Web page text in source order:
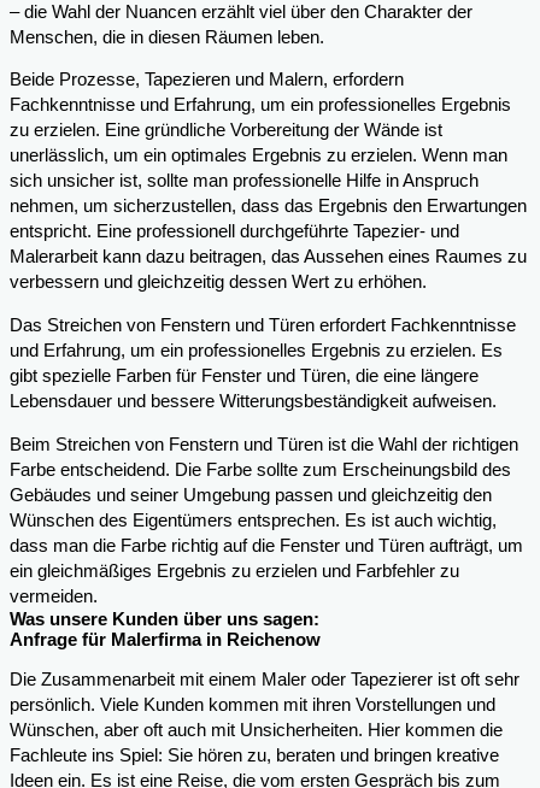
– die Wahl der Nuancen erzählt viel über den Charakter der
Menschen, die in diesen Räumen leben.
Beide Prozesse, Tapezieren und Malern, erfordern
Fachkenntnisse und Erfahrung, um ein professionelles Ergebnis
zu erzielen. Eine gründliche Vorbereitung der Wände ist
unerlässlich, um ein optimales Ergebnis zu erzielen. Wenn man
sich unsicher ist, sollte man professionelle Hilfe in Anspruch
nehmen, um sicherzustellen, dass das Ergebnis den Erwartungen
entspricht. Eine professionell durchgeführte Tapezier- und
Malerarbeit kann dazu beitragen, das Aussehen eines Raumes zu
verbessern und gleichzeitig dessen Wert zu erhöhen.
Das Streichen von Fenstern und Türen erfordert Fachkenntnisse
und Erfahrung, um ein professionelles Ergebnis zu erzielen. Es
gibt spezielle Farben für Fenster und Türen, die eine längere
Lebensdauer und bessere Witterungsbeständigkeit aufweisen.
Beim Streichen von Fenstern und Türen ist die Wahl der richtigen
Farbe entscheidend. Die Farbe sollte zum Erscheinungsbild des
Gebäudes und seiner Umgebung passen und gleichzeitig den
Wünschen des Eigentümers entsprechen. Es ist auch wichtig,
dass man die Farbe richtig auf die Fenster und Türen aufträgt, um
ein gleichmäßiges Ergebnis zu erzielen und Farbfehler zu
vermeiden.
Was unsere Kunden über uns sagen:
Anfrage für Malerfirma in Reichenow
Die Zusammenarbeit mit einem Maler oder Tapezierer ist oft sehr
persönlich. Viele Kunden kommen mit ihren Vorstellungen und
Wünschen, aber oft auch mit Unsicherheiten. Hier kommen die
Fachleute ins Spiel: Sie hören zu, beraten und bringen kreative
Ideen ein. Es ist eine Reise, die vom ersten Gespräch bis zum